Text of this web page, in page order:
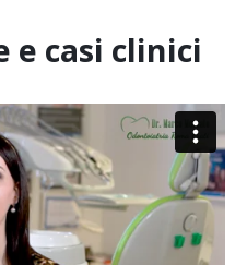
e casi clinici